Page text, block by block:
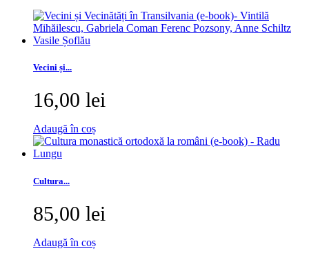
Vecini și...
16,00 lei
Adaugă în coș
Cultura...
85,00 lei
Adaugă în coș